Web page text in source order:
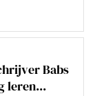
Babs
leren...